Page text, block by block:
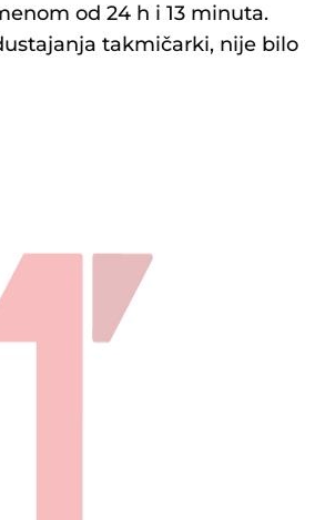
od 24 h i 13 minuta.
takmičarki, nije bilo